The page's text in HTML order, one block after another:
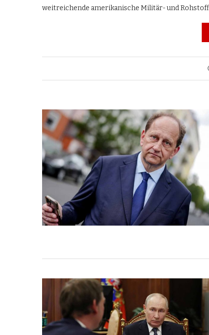
weitreichende amerikanische Militär- und